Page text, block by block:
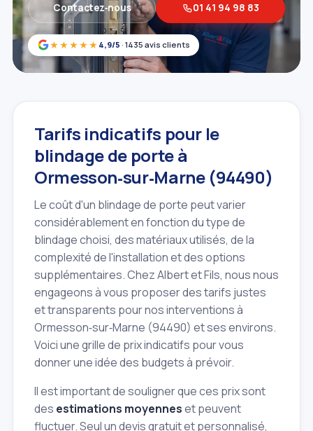
★★★★★ 4,9/5 · 1435 avis clients
Contactez‑nous 01 41 94 98 83
Tarifs indicatifs pour le
blindage de porte à
Ormesson‑sur‑Marne (94490)
Le coût d'un blindage de porte peut varier
considérablement en fonction du type de
blindage choisi, des matériaux utilisés, de la
complexité de l'installation et des options
supplémentaires. Chez Albert et Fils, nous nous
engageons à vous proposer des tarifs justes
et transparents pour nos interventions à
Ormesson‑sur‑Marne (94490) et ses environs.
Voici une grille de prix indicatifs pour vous
donner une idée des budgets à prévoir.
Il est important de souligner que ces prix sont
des estimations moyenneset peuvent
fluctuer. Seul un devis gratuit et personnalisé,